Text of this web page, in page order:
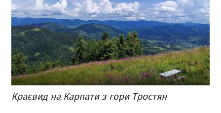
Краєвид на Карпати з гори Тростян